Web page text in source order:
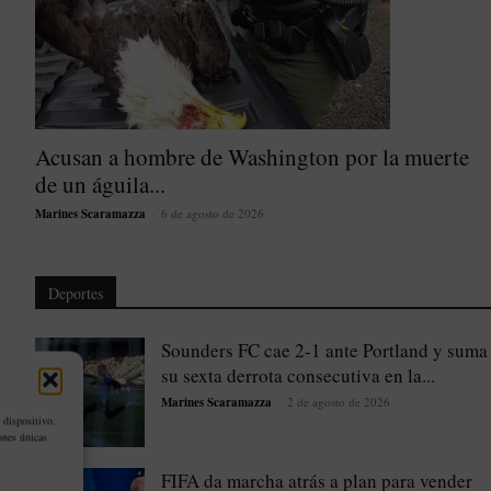
dispositivo.
únicas
Acusan a hombre de Washington por la muerte
de un águila...
Marines Scaramazza 6 de agosto de 2026
Deportes
Sounders FC cae 2-1 ante Portland y suma
su sexta derrota consecutiva en la...
Marines Scaramazza 2 de agosto de 2026
FIFA da marcha atrás a plan para vender